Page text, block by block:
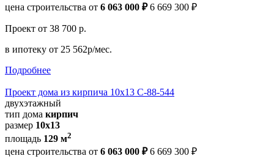
цена строительства от 6 063 000 ₽ 6 669 300 ₽
Проект от 38 700 р.
в ипотеку от 25 562р/мес.
Подробнее
Проект дома из кирпича 10х13 С-88-544
двухэтажный
тип дома кирпич
размер 10х13
площадь 129 м2
цена строительства от 6 063 000 ₽ 6 669 300 ₽